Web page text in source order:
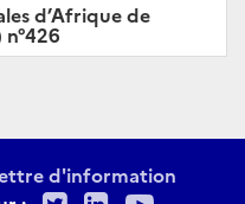
d’Afrique de
d'information